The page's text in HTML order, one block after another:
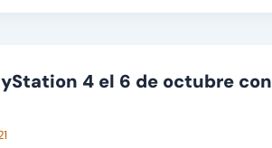
4 el 6 de octubre con